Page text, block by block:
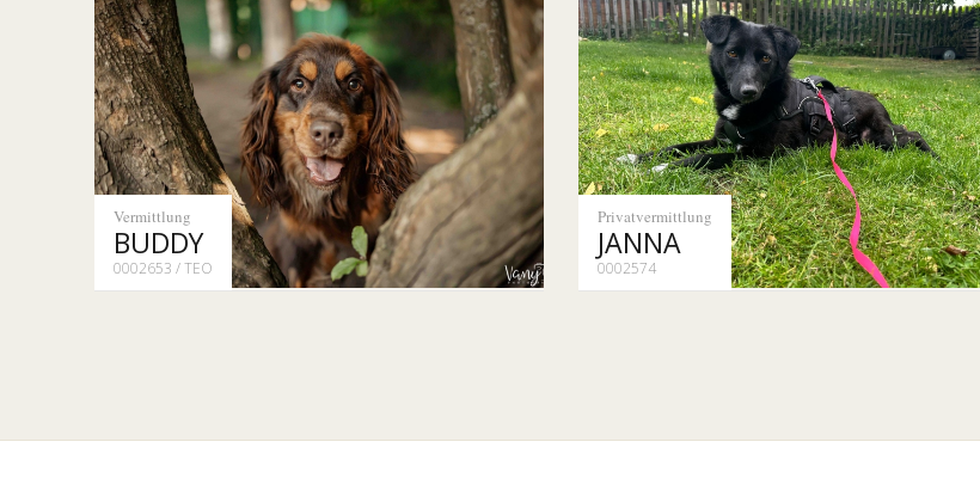
Vermittlung
BUDDY
0002653 / TEO
Privatvermittlung
JANNA
0002574